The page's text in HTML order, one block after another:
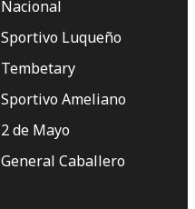
Nacional
Sportivo Luqueño
Tembetary
Sportivo Ameliano
2 de Mayo
General Caballero